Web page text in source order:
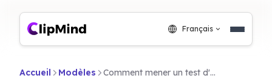
Français
Accueil Modèles Comment mener un test d'utilisabilité : un guide étape par étape